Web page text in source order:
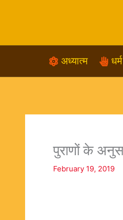
अध्यात्म
पुराणों के
February 19, 2019